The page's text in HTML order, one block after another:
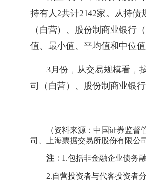
持有人2共计2142家。从持
（自营）、股份制商业银行
值、最小值、平均值和中位
3月份，从交易规模看，
司（自营）、股份制商业银
（资料来源：中国证券监
司、上海票据交易所股份有限公
注： 1.包括非金融企业债务
2.自营投资者与代客投资者